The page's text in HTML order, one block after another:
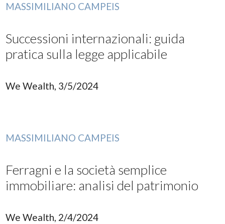
MASSIMILIANO CAMPEIS
Successioni internazionali: guida
pratica sulla legge applicabile
We Wealth, 3/5/2024
MASSIMILIANO CAMPEIS
Ferragni e la società semplice
immobiliare: analisi del patrimonio
We Wealth, 2/4/2024